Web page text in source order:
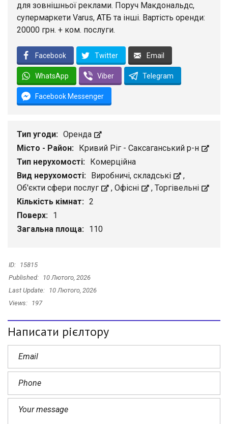
для зовнішньої реклами. Поруч Макдональдс,
супермаркети Varus, АТБ та інші. Вартість оренди:
20000 грн. + ком. послуги.
Facebook Twitter Email
WhatsApp Viber Telegram
Facebook Messenger
Тип угоди: Оренда
Місто - Район:
Кривий Ріг - Саксаганський р-н
Тип нерухомості:
Комерційна
Вид нерухомості:
Виробничі, складські
,
Об'єкти сфери послуг
, Офісні , Торгівельні
Кількість кімнат: 2
Поверх: 1
Загальна площа: 110
ID: 15815
Published: 10 Лютого, 2026
Last Update: 10 Лютого, 2026
Views: 197
Написати рієлтору